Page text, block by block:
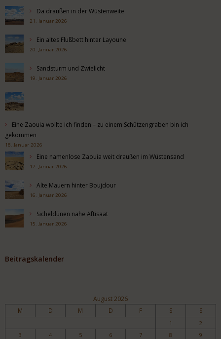
Da draußen in der Wüstenweite
21. Januar 2026
Ein altes Flußbett hinter Layoune
20. Januar 2026
Sandsturm und Zwielicht
19. Januar 2026
Eine Zaouia wollte ich finden – zu einem Schützengraben bin ich
gekommen
18. Januar 2026
Eine namenlose Zaouia weit draußen im Wüstensand
17. Januar 2026
Alte Mauern hinter Boujdour
16. Januar 2026
Sicheldünen nahe Aftisaat
15. Januar 2026
Beitragskalender
August 2026
M D M D F S S
1
2
3
4 5 6 7 8
9